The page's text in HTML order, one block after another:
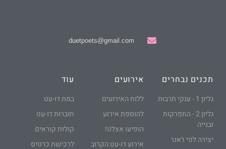
duetpoets@gmail.com
תכנים נבחרים
גליון 1 - ענקי תרבות
גליון 2 - התפרקות
ובנייה
יצירה לפי ז'אנר
אירועים
ללוח האירועים
להוספת אירוע
הופיעו אצלנו!
אירוע דו-עט הקרוב
עוד
במת דו-עט
חוברות דו-עט
קולות קוראים
לרכישת כרטיס